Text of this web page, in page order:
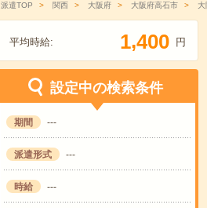
派遣TOP 関西 大阪府 大阪府高石市
平均時給: 1,400 円
設定中の検索条件
期間 ---
派遣形式 ---
時給 ---